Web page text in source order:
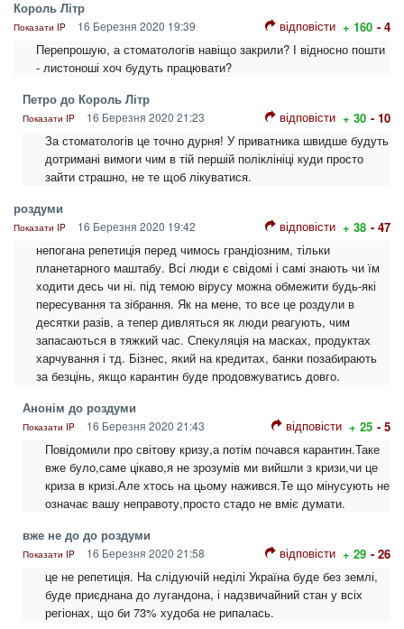
Король Літр
Показати IP 16 Березня 2020 19:39 відповісти + 160 - 4
Перепрошую, а стоматологів навіщо закрили? І відносно пошти
- листоноші хоч будуть працювати?
Петро до Король Літр
Показати IP 16 Березня 2020 21:23 відповісти + 30 - 10
За стоматологів це точно дурня! У приватника швидше будуть
дотримані вимоги чим в тій першій поліклініці куди просто
зайти страшно, не те щоб лікуватися.
роздуми
Показати IP 16 Березня 2020 19:42 відповісти + 38 - 47
непогана репетиція перед чимось грандіозним, тільки
планетарного маштабу. Всі люди є свідомі і самі знають чи їм
ходити десь чи ні. під темою вірусу можна обмежити будь-які
пересування та зібрання. Як на мене, то все це роздули в
десятки разів, а тепер дивляться як люди реагують, чим
запасаються в тяжкий час. Спекуляція на масках, продуктах
харчування і тд. Бізнес, який на кредитах, банки позабирають
за безцінь, якщо карантин буде продовжуватись довго.
Анонім до роздуми
Показати IP 16 Березня 2020 21:43 відповісти + 25 - 5
Повідомили про світову кризу,а потім почався карантин.Таке
вже було,саме цікаво,я не зрозумів ми вийшли з кризи,чи це
криза в кризі.Але хтось на цьому нажився.Те що мінусують не
означає вашу неправоту,просто стадо не вміє думати.
вже не до до роздуми
Показати IP 16 Березня 2020 21:58 відповісти + 29 - 26
це не репетиція. На слідуючій неділі Україна буде без землі,
буде приєднана до лугандона, і надзвичайний стан у всіх
регіонах, що би 73% худоба не рипалась.